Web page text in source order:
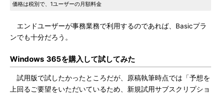
価格は税別で、1ユーザーの月額料金
エンドユーザーが事務業務で利用するのであれば、Basicプラ
ンでも十分だろう。
Windows 365を購入して試してみた
試用版で試したかったところだが、原稿執筆時点では「予想を
上回るご要望をいただいているため、新規試用サブスクリプショ